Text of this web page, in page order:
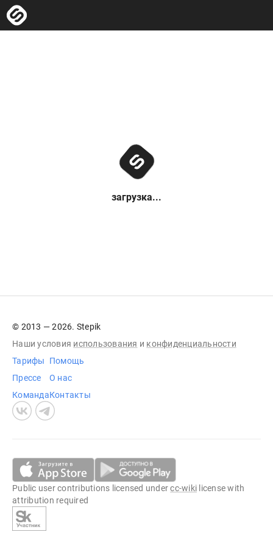
загрузка...
© 2013 — 2026. Stepik
Наши условия использования и конфиденциальности
Тарифы
Прессе
Команда
Помощь
О нас
Контакты
Public user contributions licensed undercc-wiki license with
attribution required